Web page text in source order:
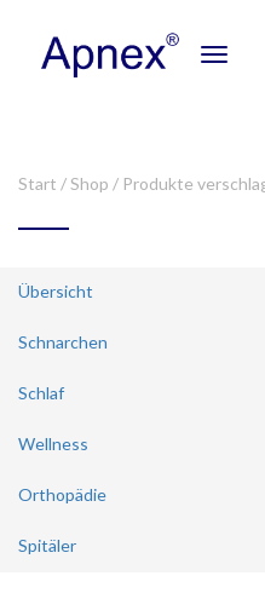
Toggle
Start /Shop / Produkte
Übersicht
Schnarchen
Schlaf
Wellness
Orthopädie
Spitäler